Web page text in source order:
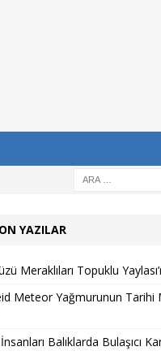
YAZILAR
Meraklıları Topuklu
Meteor Yağmurunun Tarihi
Balıklarda Bulaşıcı